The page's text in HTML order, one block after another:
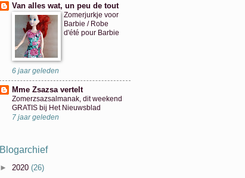
Van alles wat, un peu de tout
Zomerjurkje voor
Barbie / Robe
d'été pour Barbie
6 jaar geleden
Mme Zsazsa vertelt
Zomerzsazsalmanak, dit weekend
GRATIS bij Het Nieuwsblad
7 jaar geleden
Blogarchief
► 2020 (26)